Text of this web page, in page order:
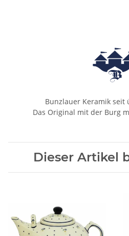
Bunzlauer Keramik seit
Das Original mit der Burg
Dieser Artikel